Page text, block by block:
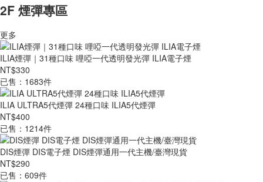
2F 煙彈專區
更多
ILIA煙彈｜31種口味 哩啞一代透明發光彈 ILIA電子煙
NT$330
已售：1683件
ILIA ULTRA5代煙彈 24種口味 ILIA5代煙彈
NT$400
已售：1214件
DIS煙彈 DIS電子煙 DIS煙彈通用一代主機/臺灣現貨
NT$290
已售：609件